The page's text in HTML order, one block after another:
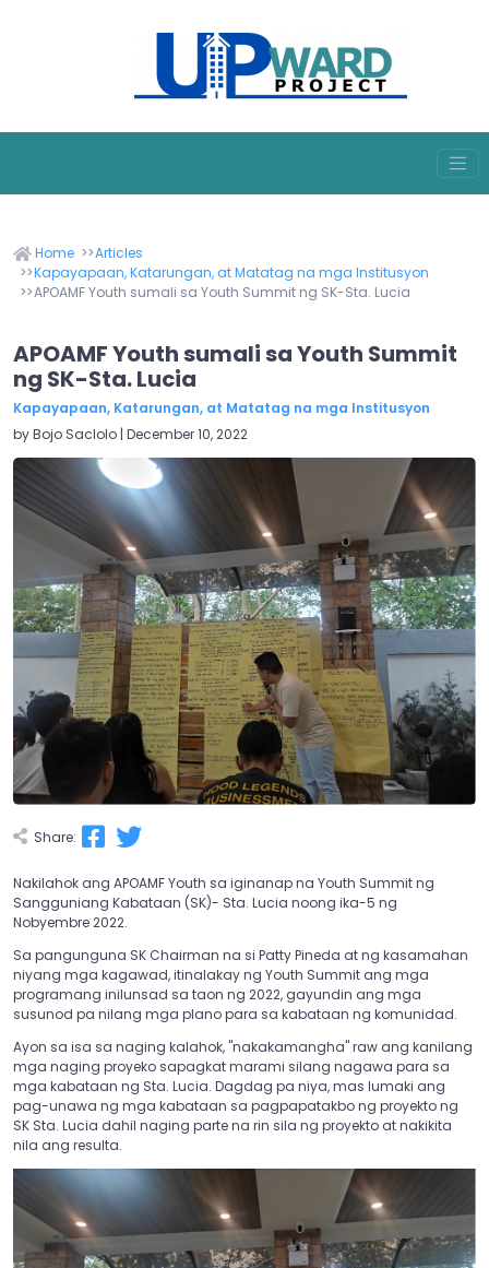
Home
Articles
Kapayapaan, Katarungan, at Matatag na mga Institusyon
APOAMF Youth sumali sa Youth Summit ng SK-Sta. Lucia
APOAMF Youth sumali sa Youth Summit
ng SK-Sta. Lucia
Kapayapaan, Katarungan, at Matatag na mga Institusyon
by Bojo Saclolo | December 10, 2022
Share:
Nakilahok ang APOAMF Youth sa iginanap na Youth Summit ng
Sangguniang Kabataan (SK)- Sta. Lucia noong ika-5 ng
Nobyembre 2022.
Sa pangunguna SK Chairman na si Patty Pineda at ng kasamahan
niyang mga kagawad, itinalakay ng Youth Summit ang mga
programang inilunsad sa taon ng 2022, gayundin ang mga
susunod pa nilang mga plano para sa kabataan ng komunidad.
Ayon sa isa sa naging kalahok, "nakakamangha" raw ang kanilang
mga naging proyeko sapagkat marami silang nagawa para sa
mga kabataan ng Sta. Lucia. Dagdag pa niya, mas lumaki ang
pag-unawa ng mga kabataan sa pagpapatakbo ng proyekto ng
SK Sta. Lucia dahil naging parte na rin sila ng proyekto at nakikita
nila ang resulta.